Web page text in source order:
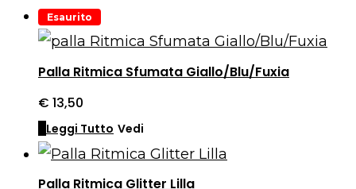
Esaurito
Palla Ritmica Sfumata Giallo/Blu/Fuxia
€ 13,50
Leggi Tutto Vedi
Palla Ritmica Glitter Lilla